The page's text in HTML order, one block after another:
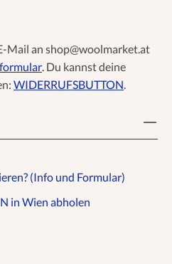
Mail an shop@woolmarket.at
. Du kannst deine
WIDERRUFSBUTTON.
(Info und Formular)
in Wien abholen